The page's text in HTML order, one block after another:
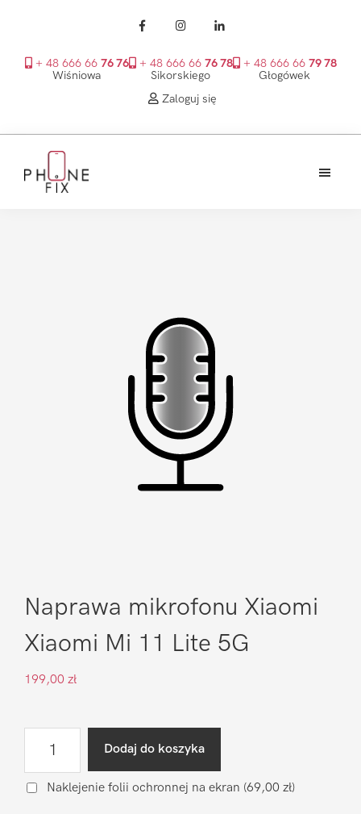
+ 48 666 66 76 76
Wiśniowa
+ 48 666 66 76 78
Sikorskiego
+ 48 666 66 79 78
Głogówek
Zaloguj się
głównego
Naprawa mikrofonu Xiaomi
Xiaomi Mi 11 Lite 5G
199,00 zł
mikrofonu
Dodaj do koszyka
Naklejenie folii ochronnej na ekran (69,00 zł)